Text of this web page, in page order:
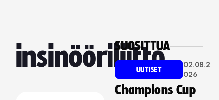
insinööriliitto
SUOSITTUA
UUTISET
02.08.2
026
Champions Cup